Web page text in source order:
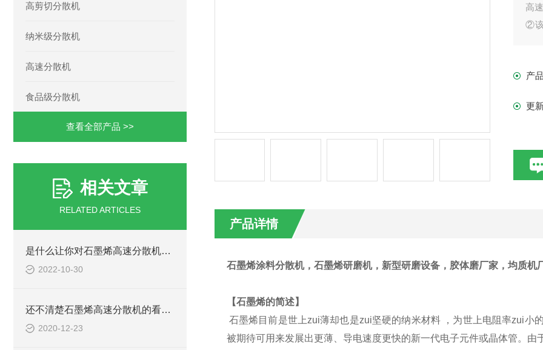
高剪切分散机
纳米级分散机
高速分散机
食品级分散机
查看全部产品 >>
相关文章
RELATED ARTICLES
是什么让你对石墨烯高速分散机如此看好的
2022-10-30
还不清楚石墨烯高速分散机的看这里！
2020-12-23
高
②该
增加
产
更
产品详情
石墨烯涂料分散机，石墨烯研磨机，新型研磨设备，胶体磨厂家， 均质机
【石墨烯的简述】
石墨烯目前是世上zui薄却也是zui坚硬的纳米材料 ，为世上电阻率zui小
被期待可用来发展出更薄、导电速度更快的新一代电子元件或晶体管。